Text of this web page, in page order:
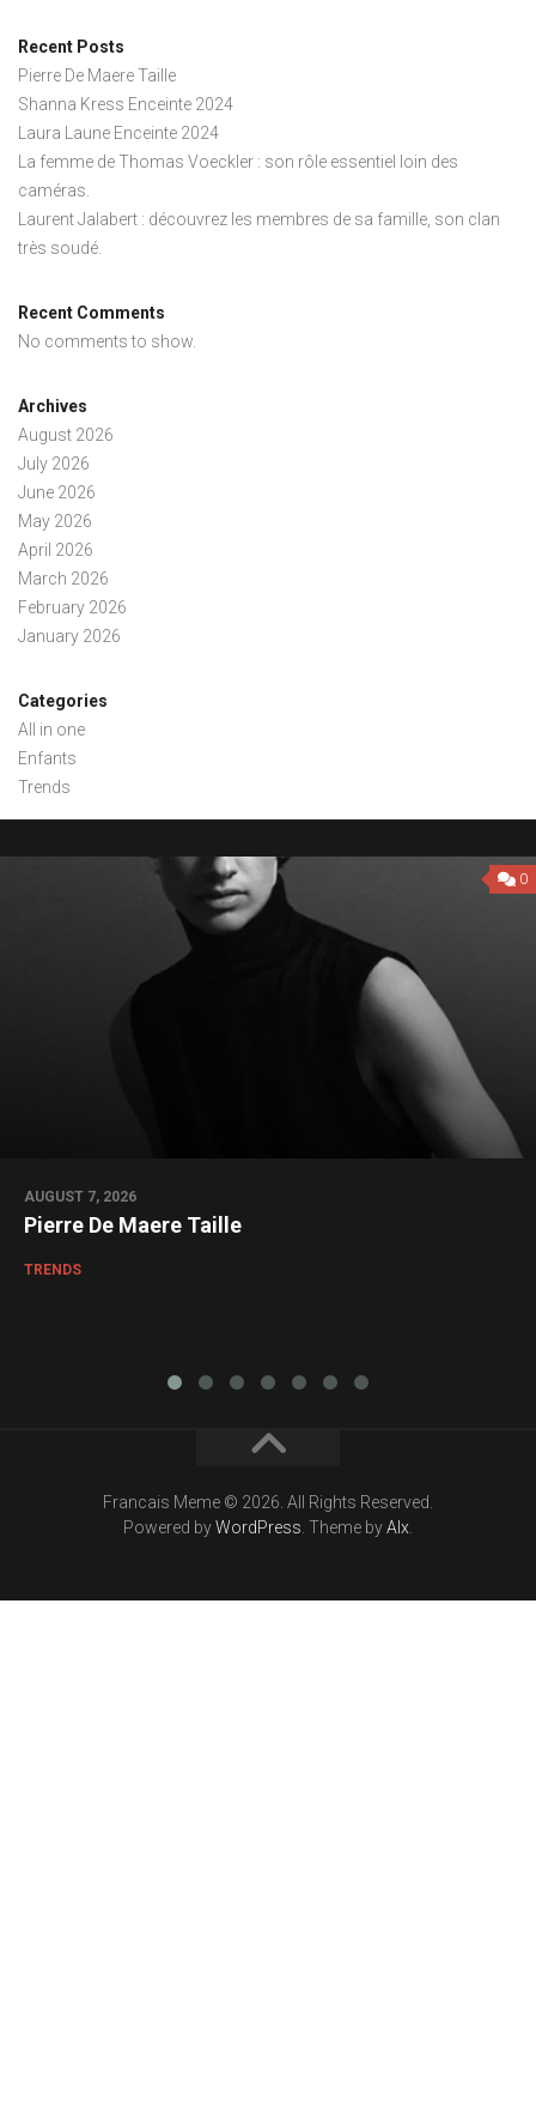
Recent Posts
Pierre De Maere Taille
Shanna Kress Enceinte 2024
Laura Laune Enceinte 2024
La femme de Thomas Voeckler : son rôle essentiel loin des
caméras.
Laurent Jalabert : découvrez les membres de sa famille, son clan
très soudé.
Recent Comments
No comments to show.
Archives
August 2026
July 2026
June 2026
May 2026
April 2026
March 2026
February 2026
January 2026
Categories
All in one
Enfants
Trends
0
AUGUST 7, 2026
Pierre De Maere Taille
TRENDS
Francais Meme © 2026. All Rights Reserved.
Powered byWordPress . Theme byAlx